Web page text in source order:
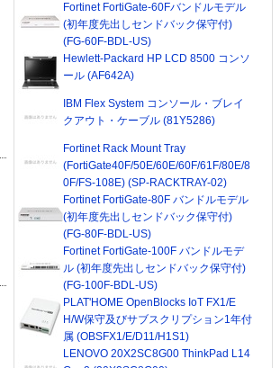
Fortinet FortiGate-60Fバンドルモデル
(初年度先出しセンドバック保守付)
(FG-60F-BDL-US)
Hewlett-Packard HP LCD 8500 コンソ
ール (AF642A)
IBM Flex System コンソール・ブレイ
クアウト・ケーブル (81Y5286)
Fortinet Rack Mount Tray
(FortiGate40F/50E/60E/60F/61F/80E/8
0F/FS-108E) (SP-RACKTRAY-02)
Fortinet FortiGate-80F バンドルモデル
(初年度先出しセンドバック保守付)
(FG-80F-BDL-US)
Fortinet FortiGate-100F バンドルモデ
ル (初年度先出しセンドバック保守付)
(FG-100F-BDL-US)
PLAT'HOME OpenBlocks IoT FX1/E
H/W保守及びサブスクリプション1年付
属 (OBSFX1/E/D11/H1S1)
LENOVO 20X2SC8G00 ThinkPad L14